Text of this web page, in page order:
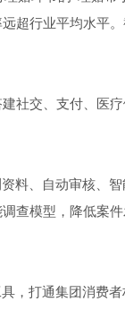
超行业平均水平
社交、支付、医
料、自动审核、
查模型，降低案
，打通集团消费